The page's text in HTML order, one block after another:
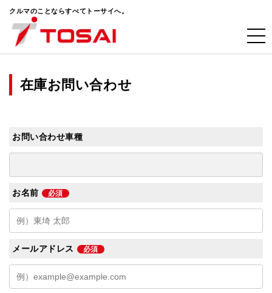
クルマのことならすべてトーサイへ。
在庫お問い合わせ
お問い合わせ車種
お名前 必須
メールアドレス 必須